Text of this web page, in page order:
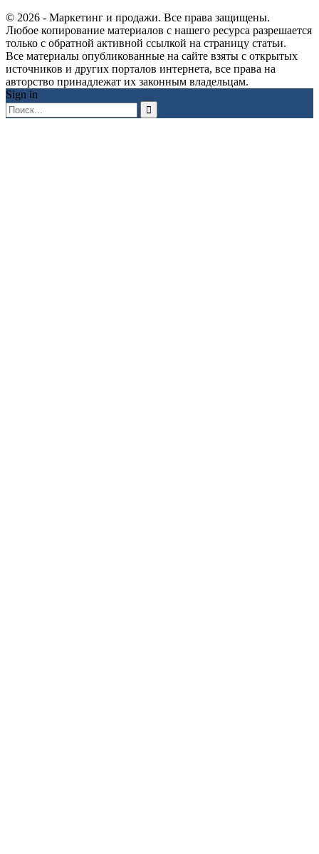
© 2026 - Маркетинг и продажи. Все права защищены.
Любое копирование материалов с нашего ресурса разрешается
только с обратной активной ссылкой на страницу статьи.
Все материалы опубликованные на сайте взяты с открытых
источников и других порталов интернета, все права на
авторство принадлежат их законным владельцам.
Sign in